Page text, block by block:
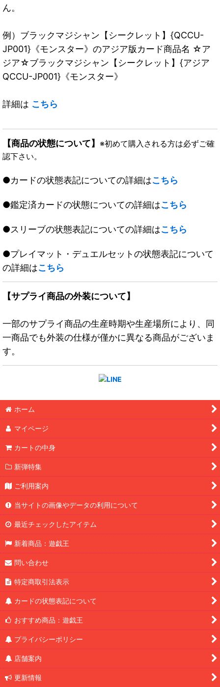
ん。
例）ブラックマジシャン【シークレット】{QCCU-
JP001}《モンスター》のアジア版カード商品名 ☆ア
ジア☆ブラックマジシャン【シークレット】{アジア
QCCU-JP001}《モンスター》
詳細は こちら
【商品の状態について】 ※初めて購入される方は必ずご確
認下さい。
●カードの状態表記についての詳細はこちら
●鑑定済カードの状態についての詳細はこちら
●スリーブの状態表記についての詳細はこちら
●プレイマット・デュエルセットの状態表記について
の詳細はこちら
【サプライ商品の外装について】
一部のサプライ商品の生産時期や生産場所により、同
一商品でも外装の仕様が僅かに異なる商品がございま
す。
ホーム
マイページ
カートの中身
新弾特集
ご利用案内
当サイトの画像やデータの利用について
最近チェックしたアイテム
新着商品：遊戯王
問い合わせ
特定商取引法表示
カードの状態表記について
おすすめ商品：遊戯王
プライバシーポリシー
店舗案内
更新情報